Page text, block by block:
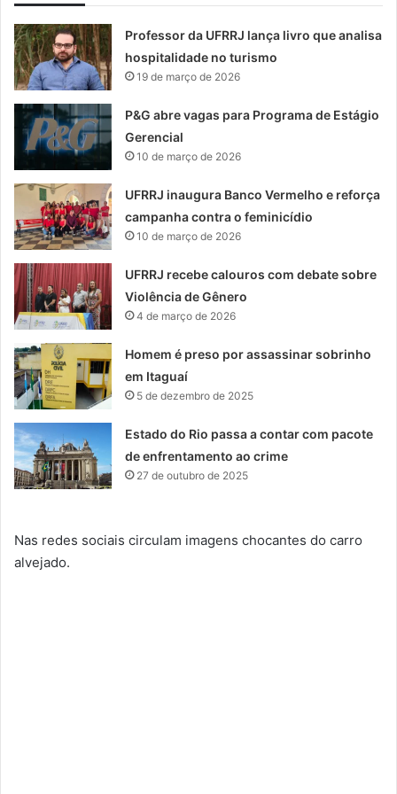
Professor da UFRRJ lança livro que analisa
hospitalidade no turismo
19 de março de 2026
P&G abre vagas para Programa de Estágio
Gerencial
10 de março de 2026
UFRRJ inaugura Banco Vermelho e reforça
campanha contra o feminicídio
10 de março de 2026
UFRRJ recebe calouros com debate sobre
Violência de Gênero
4 de março de 2026
Homem é preso por assassinar sobrinho
em Itaguaí
5 de dezembro de 2025
Estado do Rio passa a contar com pacote
de enfrentamento ao crime
27 de outubro de 2025
Nas redes sociais circulam imagens chocantes do carro
alvejado.